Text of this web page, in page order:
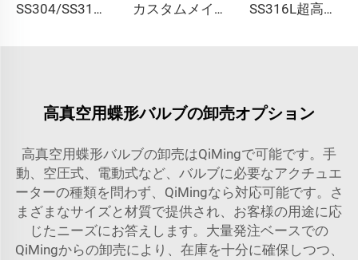
SS304/SS316L アルミニウムKF/NWセンターリング KF10-KF50 高品質ステンレス鋼真空継手 NW10-NW50 半導体用 カスタムメイド フィード真空装置 SS304/SS316L 光ファイバーフィードスルー フランジ KF25/40 メス面 NW25/40 真空継手 SS316L超高純度ショートグランドVCR継手ステンレス鋼QCR継手BA/EPシール
高真空用蝶形バルブの卸売オプション
高真空用蝶形バルブの卸売はQiMingで可能です。手
動、空圧式、電動式など、バルブに必要なアクチュエ
ーターの種類を問わず、QiMingなら対応可能です。さ
まざまなサイズと材質で提供され、お客様の用途に応
じたニーズにお答えします。大量発注ベースでの
QiMingからの卸売により、在庫を十分に確保しつつ、